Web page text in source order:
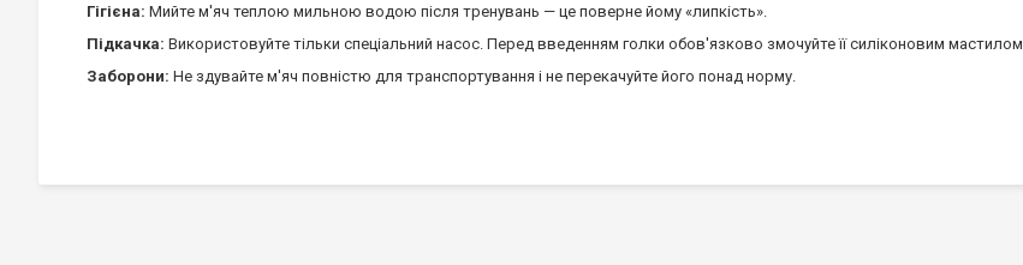
Гігієна: Мийте м'яч теплою мильною водою після тренувань — це поверне йому «липкість».
Підкачка: Використовуйте тільки спеціальний насос. Перед введенням голки обов'язково змочуйте її силіконовим мастилом.
Заборони: Не здувайте м'яч повністю для транспортування і не перекачуйте його понад норму.